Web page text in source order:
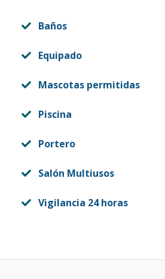
Baños
Equipado
Mascotas permitidas
Piscina
Portero
Salón Multiusos
Vigilancia 24 horas